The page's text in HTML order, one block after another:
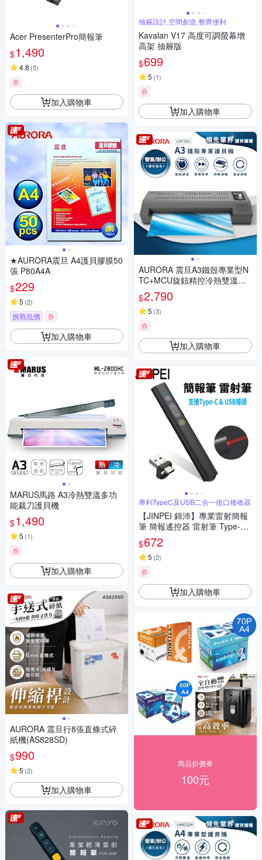
Acer PresenterPro簡報筆
$1,490
4.8 (5)
券
加入購物車
★AURORA震旦 A4護貝膠膜50
張 P80A4A
$229
5 (2)
挑戰低價 券
加入購物車
MARUS馬路 A3冷熱雙溫多功
能裁刀護貝機
$1,490
5 (1)
券
加入購物車
AURORA 震旦行8張直條式碎
紙機(AS828SD)
$990
5 (2)
加入購物車
抽屜設計,空間創造,整齊便利
Kavalan V17 高度可調螢幕增
高架 抽屜版
$699
5 (1)
券
加入購物車
AURORA 震旦A3鐵殼專業型N
TC+MCU旋鈕精控冷熱雙溫護
貝機 LMT302
$2,790
5 (3)
券
加入購物車
專利TypeC及USB二合一接口接收器
【JINPEI 錦沛】專業雷射簡報
筆 簡報遙控器 雷射筆 Type-C
& USB-A 雙頭 JL-02B
$672
5 (2)
券
加入購物車
商品折價券
100元